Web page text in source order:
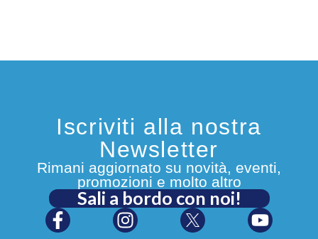
Iscriviti alla nostra
Newsletter
Rimani aggiornato su novità, eventi,
promozioni e molto altro
Sali a bordo con noi!